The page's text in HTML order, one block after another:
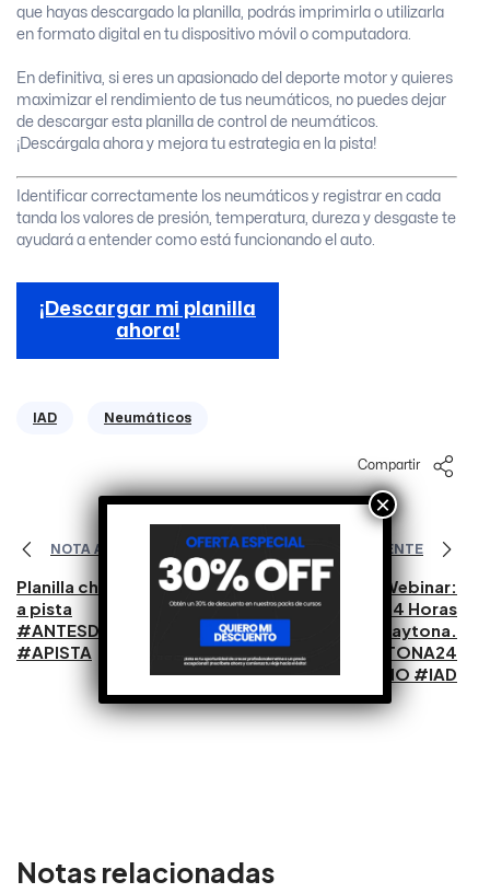
que hayas descargado la planilla, podrás imprimirla o utilizarla
en formato digital en tu dispositivo móvil o computadora.
En definitiva, si eres un apasionado del deporte motor y quieres
maximizar el rendimiento de tus neumáticos, no puedes dejar
de descargar esta planilla de control de neumáticos.
¡Descárgala ahora y mejora tu estrategia en la pista!
Identificar correctamente los neumáticos y registrar en cada
tanda los valores de presión, temperatura, dureza y desgaste te
ayudará a entender como está funcionando el auto.
¡Descargar mi planilla
ahora!
IAD Neumáticos
Compartir
NOTA ANTERIOR
Planilla chequeo salida
a pista
#ANTESDESALIR
#APISTA
NOTA SIGUIENTE
Reviví Webinar:
Canapino en 24 Horas
de Daytona.
#DAYTONA24
#CANAPINO #IAD
Notas relacionadas
×